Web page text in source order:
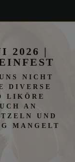
2026 |
NICHT
DIVERSE
LIKÖRE
AN
UND
MANGELT